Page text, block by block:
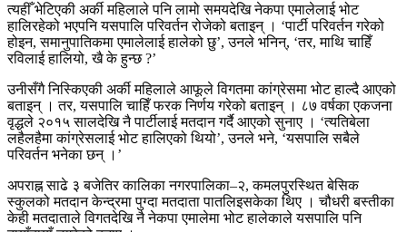
त्यहीँ भेटिएकी अर्की महिलाले पनि लामो समयदेखि नेकपा एमालेलाई भोट
हालिरहेको भएपनि यसपालि परिवर्तन रोजेको बताइन् । ‘पार्टी परिवर्तन गरेको
होइन, समानुपातिकमा एमालेलाई हालेको छु’, उनले भनिन्, ‘तर, माथि चाहिँ
रविलाई हालियो, खै के हुन्छ ?’
उनीसँगै निस्किएकी अर्की महिलाले आफूले विगतमा कांग्रेसमा भोट हाल्दै आएको
बताइन् । तर, यसपालि चाहिँ फरक निर्णय गरेको बताइन् । ८७ वर्षका एकजना
वृद्धले २०१५ सालदेखि नै पार्टीलाई मतदान गर्दै आएको सुनाए । ‘त्यतिबेला
लहैलहैमा कांग्रेसलाई भोट हालिएको थियो’, उनले भने, ‘यसपालि सबैले
परिवर्तन भनेका छन् ।’
अपराह्न साढे ३ बजेतिर कालिका नगरपालिका–२, कमलपुरस्थित बेसिक
स्कुलको मतदान केन्द्रमा पुग्दा मतदाता पातलिइसकेका थिए । चौधरी बस्तीका
केही मतदाताले विगतदेखि नै नेकपा एमालेमा भोट हालेकाले यसपालि पनि